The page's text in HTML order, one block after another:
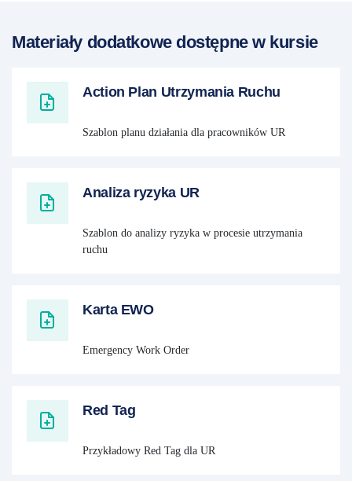
Materiały dodatkowe dostępne w kursie
Action Plan Utrzymania Ruchu
Szablon planu działania dla pracowników UR
Analiza ryzyka UR
Szablon do analizy ryzyka w procesie utrzymania
ruchu
Karta EWO
Emergency Work Order
Red Tag
Przykładowy Red Tag dla UR